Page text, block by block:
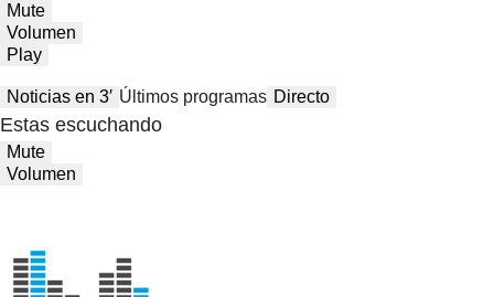
Mute
Volumen
Play
Noticias en 3′ Últimos programas Directo
Estas escuchando
Mute
Volumen